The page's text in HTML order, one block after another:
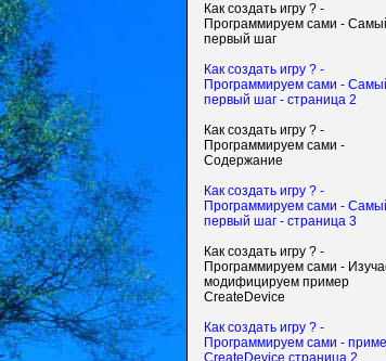
Как создать игру ? -
Программируем сами -
первый шаг
Как создать игру ? -
Программируем сами -
первый шаг - страница 2
Как создать игру ? -
Программируем сами -
Содержание
Как создать игру ? -
Программируем сами -
первый шаг - страница 3
Как создать игру ? -
Программируем сами -
модифицируем пример
CreateDevice
Как создать игру ? -
Программируем сами -
CreateDevice страница 2